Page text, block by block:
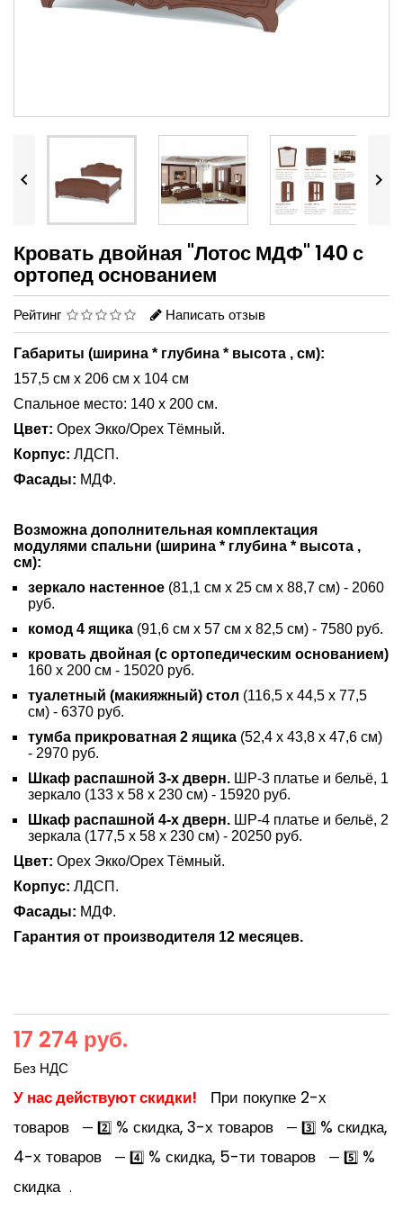
 
Кровать двойная "Лотос МДФ" 140 с
ортопед основанием
Рейтинг Написать отзыв
Габариты (ширина * глубина * высота , см):
157,5 см х 206 см х 104 см
Спальное место: 140 х 200 см.
Цвет: Орех Экко/Орех Тёмный.
Корпус: ЛДСП.
Фасады: МДФ.
Возможна дополнительная комплектация
модулями спальни (ширина * глубина * высота ,
см):
зеркало настенное (81,1 см х 25 см х 88,7 см) - 2060
руб.
комод 4 ящика (91,6 см х 57 см х 82,5 см) - 7580 руб.
кровать двойная (с ортопедическим основанием)
160 х 200 см - 15020 руб.
туалетный (макияжный) стол (116,5 х 44,5 х 77,5
см) - 6370 руб.
тумба прикроватная 2 ящика (52,4 х 43,8 х 47,6 см)
- 2970 руб.
Шкаф распашной 3-х дверн. ШР-3 платье и бельё, 1
зеркало (133 х 58 х 230 см) - 15920 руб.
Шкаф распашной 4-х дверн. ШР-4 платье и бельё, 2
зеркала (177,5 х 58 х 230 см) - 20250 руб.
Цвет: Орех Экко/Орех Тёмный.
Корпус: ЛДСП.
Фасады: МДФ.
Гарантия от производителя 12 месяцев.
17 274 руб.
Без НДС
У нас действуют скидки!
При покупке 2-х
товаров
— 2️⃣ % скидка, 3-х товаров — 3️⃣ % скидка,
4-х товаров
— 4️⃣ % скидка, 5-ти товаров — 5️⃣ %
скидка .